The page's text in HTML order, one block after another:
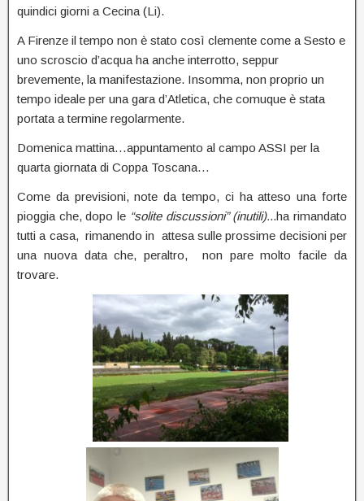
quindici giorni a Cecina (Li).
A Firenze il tempo non è stato così clemente come a Sesto e
uno scroscio d’acqua ha anche interrotto, seppur
brevemente, la manifestazione. Insomma, non proprio un
tempo ideale per una gara d’Atletica, che comuque è stata
portata a termine regolarmente.
Domenica mattina…appuntamento al campo ASSI per la
quarta giornata di Coppa Toscana…
Come da previsioni, note da tempo, ci ha atteso una forte
pioggia che, dopo le “solite discussioni” (inutili)...ha rimandato
tutti a casa, rimanendo in attesa sulle prossime decisioni per
una nuova data che, peraltro, non pare molto facile da
trovare.